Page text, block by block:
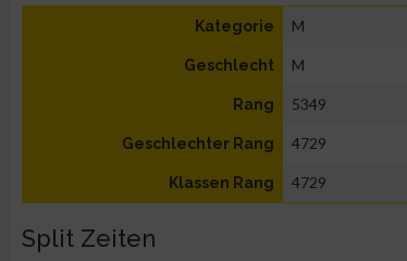
Kategorie M
Geschlecht M
Rang 5349
Geschlechter Rang 4729
Klassen Rang 4729
Split Zeiten